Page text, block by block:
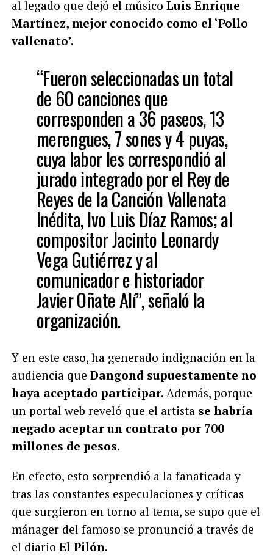
al legado que dejó el músico Luis Enrique
Martínez, mejor conocido como el ‘Pollo
vallenato’.
“Fueron seleccionadas un total
de 60 canciones que
corresponden a 36 paseos, 13
merengues, 7 sones y 4 puyas,
cuya labor les correspondió al
jurado integrado por el Rey de
Reyes de la Canción Vallenata
Inédita, Ivo Luis Díaz Ramos; al
compositor Jacinto Leonardy
Vega Gutiérrez y al
comunicador e historiador
Javier Oñate Alí”, señaló la
organización.
Y en este caso, ha generado indignación en la
audiencia que Dangond supuestamente no
haya aceptado participar. Además, porque
un portal web reveló que el artistase habría
negado aceptar un contrato por 700
millones de pesos.
En efecto, esto sorprendió a la fanaticada y
tras las constantes especulaciones y críticas
que surgieron en torno al tema, se supo que el
mánager del famoso se pronunció a través de
el diario El Pilón.